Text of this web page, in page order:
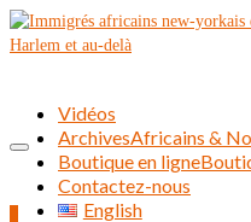
Vidéos
ArchivesAfricains &
Boutique en ligne
Contactez-nous
English